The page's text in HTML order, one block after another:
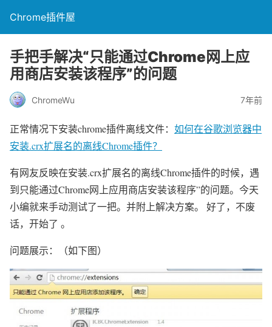
Chrome插件屋
手把手解决“只能通过Chrome网上应
用商店安装该程序”的问题
ChromeWu 7年前
正常情况下安装chrome插件离线文件： 如何在谷歌浏览器中
安装.crx扩展名的离线Chrome插件？
有网友反映在安装.crx扩展名的离线Chrome插件的时候，遇
到只能通过Chrome网上应用商店安装该程序”的问题。今天
小编就来手动测试了一把。并附上解决方案。 好了，不废
话，开始了 。
问题展示：（如下图）